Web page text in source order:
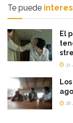
Te puede
El
31
28